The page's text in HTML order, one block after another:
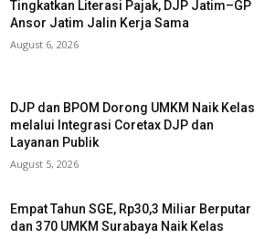
Tingkatkan Literasi Pajak, DJP Jatim–GP
Ansor Jatim Jalin Kerja Sama
August 6, 2026
DJP dan BPOM Dorong UMKM Naik Kelas
melalui Integrasi Coretax DJP dan
Layanan Publik
August 5, 2026
Empat Tahun SGE, Rp30,3 Miliar Berputar
dan 370 UMKM Surabaya Naik Kelas